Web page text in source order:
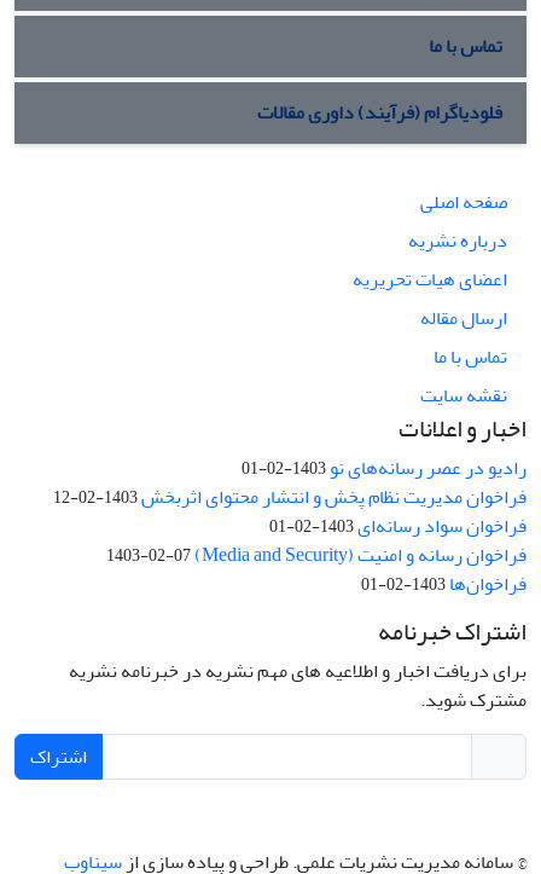
تماس با ما
فلودیاگرام (فرآیند) داوری مقالات
صفحه اصلی
درباره نشریه
اعضای هیات تحریریه
ارسال مقاله
تماس با ما
نقشه سایت
اخبار و اعلانات
رادیو در عصر رسانه‌های نو1403-02-01
فراخوان مدیریت نظام پخش و انتشار محتوای اثربخش1403-02-12
فراخوان سواد رسانه‌ای1403-02-01
فراخوان رسانه و امنیت (Media and Security) 1403-02-07
فراخوان‌ها1403-02-01
اشتراک خبرنامه
برای دریافت اخبار و اطلاعیه های مهم نشریه در خبرنامه نشریه
مشترک شوید.
اشتراک
© سامانه مدیریت نشریات علمی.طراحی و پیاده سازی ازسیناوب